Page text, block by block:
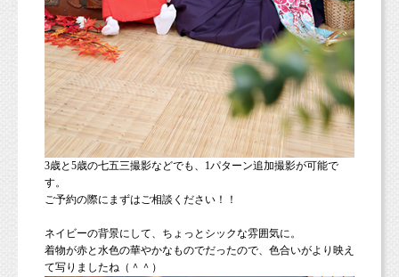
3歳と5歳の七五三撮影などでも、1パターン追加撮影が可能で
す。
ご予約の際にまずはご相談ください！！
ネイビーの背景にして、ちょっとシックな雰囲気に。
着物が赤と水色の華やかなものでだったので、色合いがより映え
て写りましたね（＾＾）